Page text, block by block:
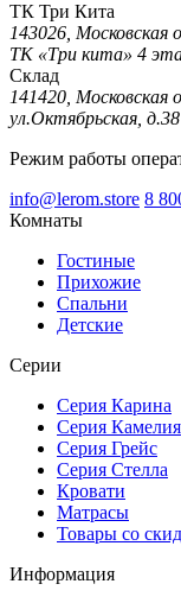
ТК Три Кита
143026, Московская
ТК «Три кита» 4
Склад
141420, Московская
ул.Октябрьская, д.38
Режим работы
info@lerom.store 8
Комнаты
Гостиные
Прихожие
Спальни
Детские
Серии
Серия Карина
Серия Камелия
Серия Грейс
Серия Стелла
Кровати
Матрасы
Товары со
Информация